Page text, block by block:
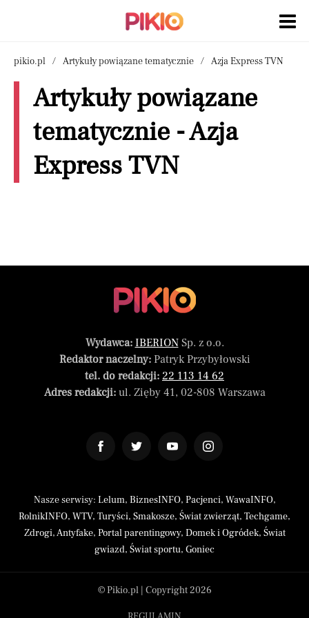
pikio.pl Artykuły powiązane tematycznie Azja Express TVN
Artykuły powiązane
tematycznie - Azja
Express TVN
Wydawca: IBERIONSp. z o.o.
Redaktor naczelny:Patryk Przybyłowski
tel. do redakcji: 22 113 14 62
Adres redakcji:ul. Zięby 41, 02-808 Warszawa
Nasze serwisy: Lelum, BiznesINFO, Pacjenci, WawaINFO,
RolnikINFO, WTV, Turyści, Smakosze, Świat zwierząt, Techgame,
Zdrogi,Antyfake, Portal parentingowy, Domek i Ogródek, Świat
gwiazd, Świat sportu, Goniec
© Pikio.pl | Copyright 2026